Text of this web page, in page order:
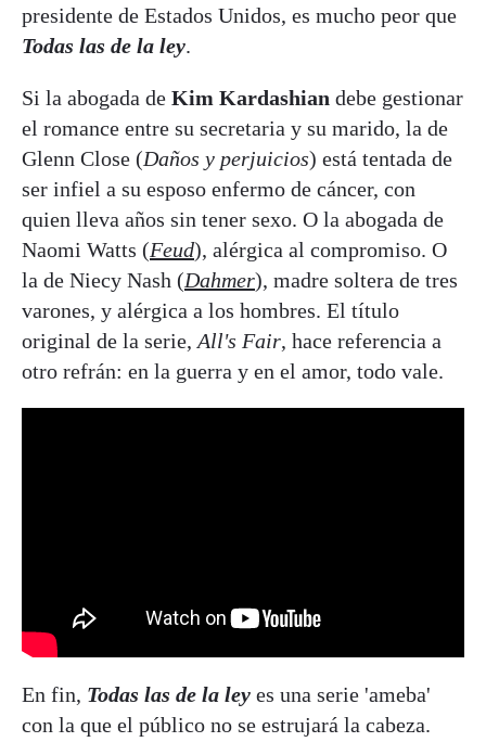
presidente de Estados Unidos, es mucho peor que
Todas las de la ley.
Si la abogada de Kim Kardashian debe gestionar
el romance entre su secretaria y su marido, la de
Glenn Close (Daños y perjuicios) está tentada de
ser infiel a su esposo enfermo de cáncer, con
quien lleva años sin tener sexo. O la abogada de
Naomi Watts (Feud), alérgica al compromiso. O
la de Niecy Nash (Dahmer), madre soltera de tres
varones, y alérgica a los hombres. El título
original de la serie,All's Fair, hace referencia a
otro refrán: en la guerra y en el amor, todo vale.
En fin, Todas las de la ley es una serie 'ameba'
con la que el público no se estrujará la cabeza.